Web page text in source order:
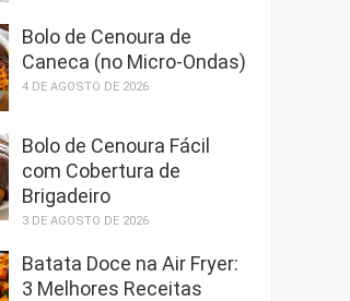
Bolo de Cenoura de
Caneca (no Micro-Ondas)
4 DE AGOSTO DE 2026
Bolo de Cenoura Fácil
com Cobertura de
Brigadeiro
3 DE AGOSTO DE 2026
Batata Doce na Air Fryer:
3 Melhores Receitas